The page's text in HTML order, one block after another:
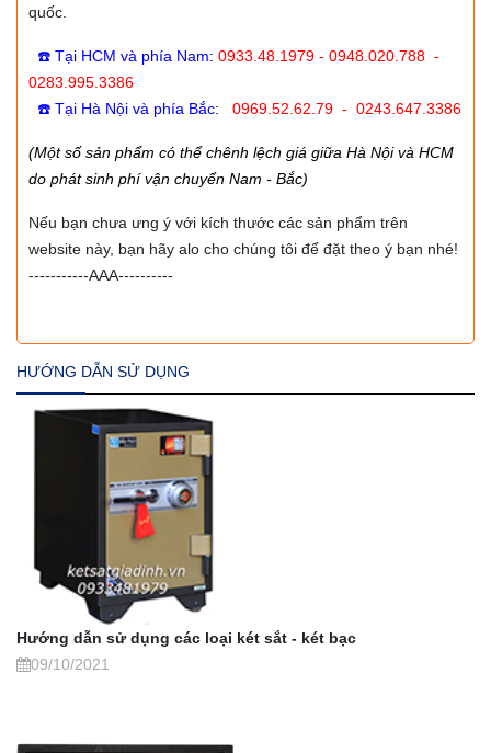
quốc.
☎️ Tại HCM và phía Nam: 0933.48.1979 - 0948.020.788 -
0283.995.3386
☎️ Tại Hà Nội và phía Bắc: 0969.52.62.79 - 0243.647.3386
(Một số sản phẩm có thể chênh lệch giá giữa Hà Nội và HCM
do phát sinh phí vận chuyển Nam - Bắc)
Nếu bạn chưa ưng ý với kích thước các sản phẩm trên
website này, bạn hãy alo cho chúng tôi để đặt theo ý bạn nhé!
-----------AAA----------
HƯỚNG DẪN SỬ DỤNG
Hướng dẫn sử dụng các loại két sắt - két bạc
09/10/2021